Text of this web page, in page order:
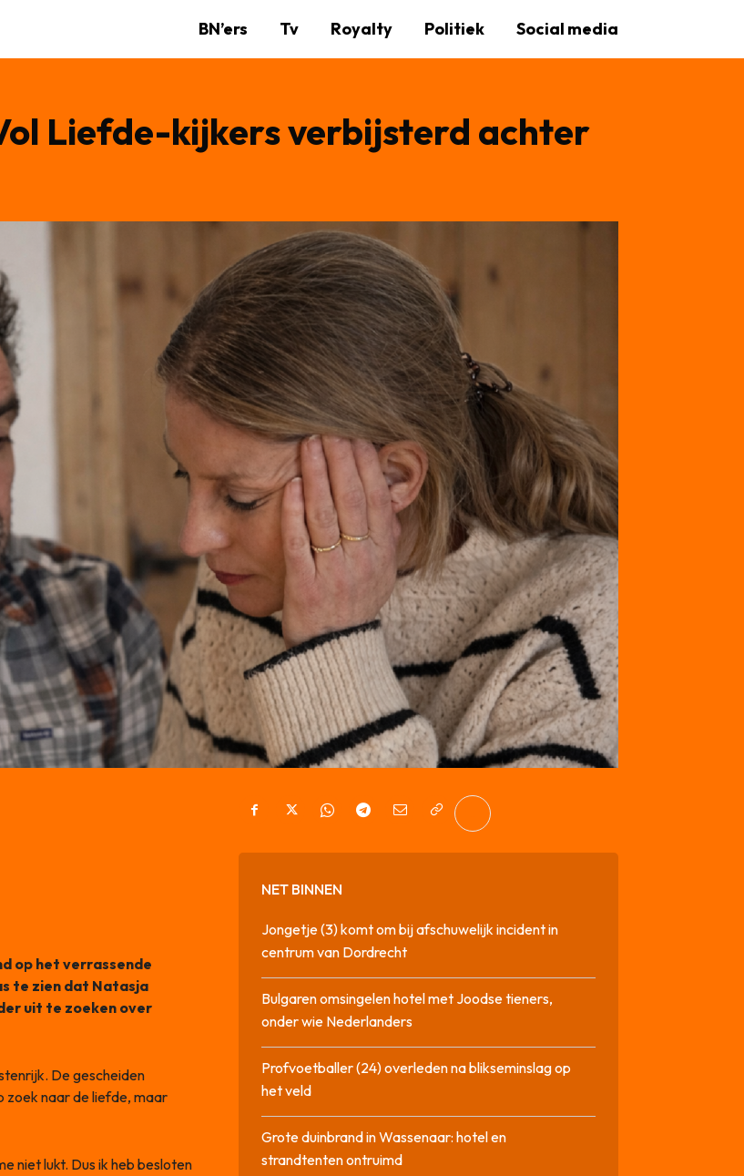
BN’ers Tv Royalty Politiek Social media
Liefde-kijkers verbijsterd achter
op het verrassende
te zien dat Natasja
uit te zoeken over
De gescheiden
zoek naar de liefde, maar
niet lukt. Dus ik heb besloten
NET BINNEN
Jongetje (3) komt om bij afschuwelijk incident in
centrum van Dordrecht
Bulgaren omsingelen hotel met Joodse tieners,
onder wie Nederlanders
Profvoetballer (24) overleden na blikseminslag op
het veld
Grote duinbrand in Wassenaar: hotel en
strandtenten ontruimd